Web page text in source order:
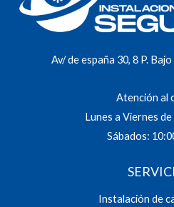
Av/ de españa 30, 8 P.
Atención al
Lunes a Viernes
Sábados:
Instalación de